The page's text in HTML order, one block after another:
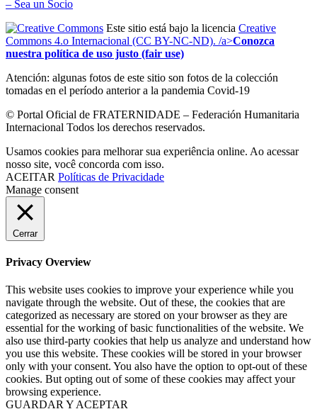
– Sea un Socio
Este sitio está bajo la licencia Creative
Commons 4.o Internacional (CC BY-NC-ND). /a>Conozca
nuestra política de uso justo (fair use)
Atención: algunas fotos de este sitio son fotos de la colección
tomadas en el período anterior a la pandemia Covid-19
© Portal Oficial de FRATERNIDADE – Federación Humanitaria
Internacional Todos los derechos reservados.
Usamos cookies para melhorar sua experiência online. Ao acessar
nosso site, você concorda com isso.
ACEITAR Políticas de Privacidade
Manage consent
Cerrar
Privacy Overview
This website uses cookies to improve your experience while you
navigate through the website. Out of these, the cookies that are
categorized as necessary are stored on your browser as they are
essential for the working of basic functionalities of the website. We
also use third-party cookies that help us analyze and understand how
you use this website. These cookies will be stored in your browser
only with your consent. You also have the option to opt-out of these
cookies. But opting out of some of these cookies may affect your
browsing experience.
GUARDAR Y ACEPTAR